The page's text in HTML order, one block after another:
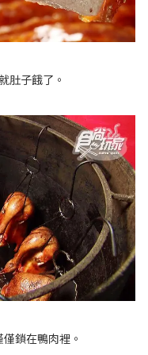
肚子餓了。
僅鎖在鴨肉裡。